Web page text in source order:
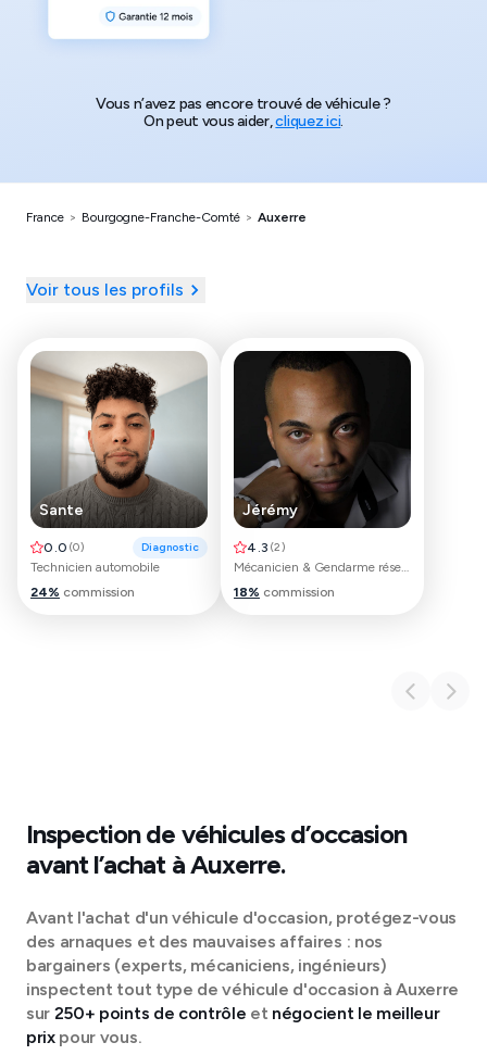
Vous n’avez pas encore trouvé de véhicule ?
On peut vous aider,cliquez ici.
France > Bourgogne-Franche-Comté > Auxerre
Voir tous les profils
Sante
0.0 (0) Diagnostic
Technicien automobile
24% commission
Jérémy
4.3 (2)
Mécanicien & Gendarme réserviste
18% commission
Inspection de véhicules d’occasion
avant l’achat àAuxerre.
Avant l'achat d'un véhicule d'occasion, protégez-vous
des arnaques et des mauvaises affaires : nos
bargainers (experts, mécaniciens, ingénieurs)
inspectent tout type de véhicule d'occasion à Auxerre
sur 250+ points de contrôle et négocient le meilleur
prixpour vous.